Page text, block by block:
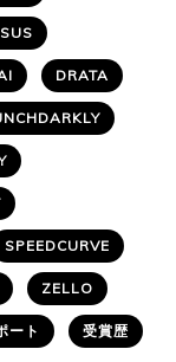
DRATA
SPEEDCURVE
ZELLO
ート 受賞歴